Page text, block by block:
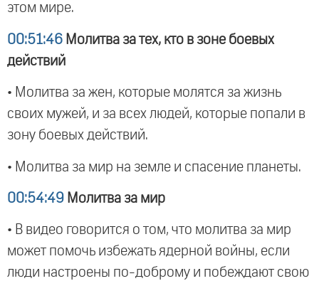
этом мире.
00:51:46 Молитва за тех, кто в зоне боевых
действий
• Молитва за жен, которые молятся за жизнь
своих мужей, и за всех людей, которые попали в
зону боевых действий.
• Молитва за мир на земле и спасение планеты.
00:54:49 Молитва за мир
• В видео говорится о том, что молитва за мир
может помочь избежать ядерной войны, если
люди настроены по-доброму и побеждают свою